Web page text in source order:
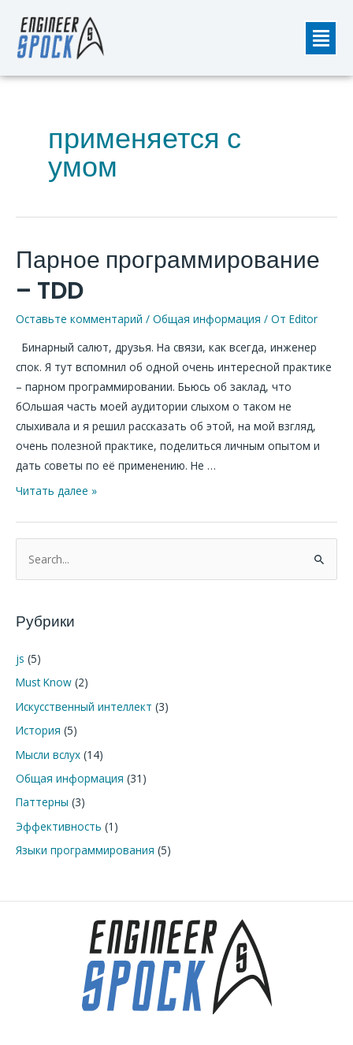
содержимому
применяется с
умом
Парное программирование
– TDD
Оставьте комментарий / Общая информация / От Editor
Бинарный салют, друзья. На связи, как всегда, инженер
спок. Я тут вспомнил об одной очень интересной практике
– парном программировании. Бьюсь об заклад, что
бОльшая часть моей аудитории слыхом о таком не
слыхивала и я решил рассказать об этой, на мой взгляд,
очень полезной практике, поделиться личным опытом и
дать советы по её применению. Не …
Парное
программирование
–
TDD
Читать далее »
о
с
:
Рубрики
js (5)
Must Know (2)
Искусственный интеллект (3)
История (5)
Мысли вслух (14)
Общая информация (31)
Паттерны (3)
Эффективность (1)
Языки программирования (5)